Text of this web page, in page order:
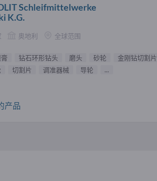
Schleifmittelwerke
K.G.
奥地利 全球范围
钻石环形钻头 磨头 砂轮 金刚钻切割片
切割片 调准器械 导轮 ...
产品